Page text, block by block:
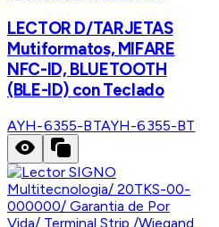
LECTOR D/TARJETAS
Mutiformatos, MIFARE
NFC-ID, BLUETOOTH
(BLE-ID) con Teclado
AYH-6355-BTAYH-6355-BT